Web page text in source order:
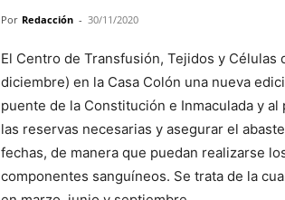
Por Redacción - 30/11/2020
El Centro de Transfusión, Tejidos y Células
diciembre) en la Casa Colón una nueva
puente de la Constitución e Inmaculada y
las reservas necesarias y asegurar el
fechas, de manera que puedan realizarse
componentes sanguíneos. Se trata de la